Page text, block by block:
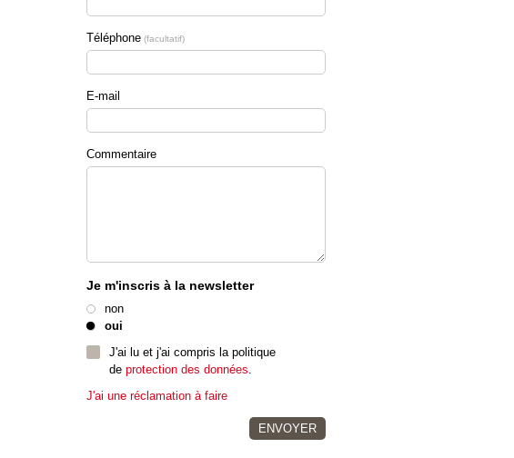
Téléphone facultatif
E-mail
Commentaire
Je m'inscris à la newsletter
non
oui
J'ai lu et j'ai compris la politique
de protection des données
J'ai une réclamation à faire